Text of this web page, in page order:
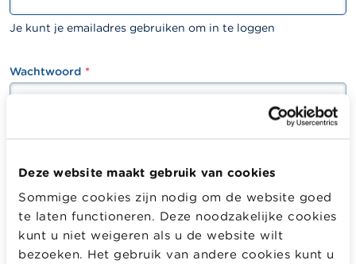
Deze website maakt gebruik van cookies
Sommige cookies zijn nodig om de website goed
te laten functioneren. Deze noodzakelijke cookies
kunt u niet weigeren als u de website wilt
bezoeken. Het gebruik van andere cookies kunt u
Je kunt je emailadres gebruiken om in te loggen
password
Wachtwoord
Inloggen